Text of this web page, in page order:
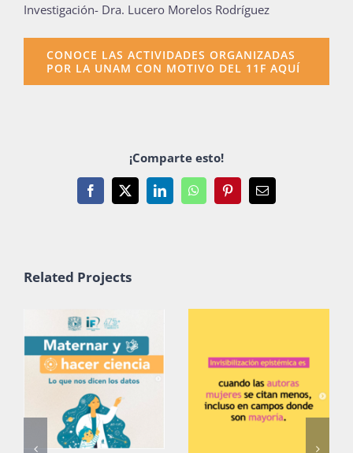
Investigación- Dra. Lucero Morelos Rodríguez
CONOCE LAS ACTIVIDADES ORGANIZADAS
POR LA UNAM CON MOTIVO DEL 11F AQUÍ
¡Comparte esto!
Facebook
X LinkedInWhatsAppPinterestEmail
Related Projects